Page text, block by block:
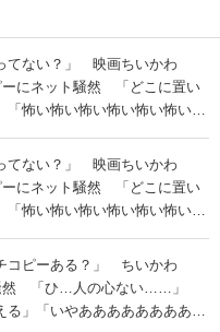
てない？」 映画ちいかわ
ーにネット騒然 「どこに置い
怖い怖い怖い怖い怖い怖い怖
てない？」 映画ちいかわ
ーにネット騒然 「どこに置い
怖い怖い怖い怖い怖い怖い怖
コピーある？」 ちいかわ
然 「ひ…人の心ない……」
る」「いやあああああああああ